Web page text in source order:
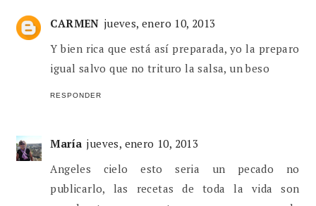
CARMEN jueves, enero 10, 2013
Y bien rica que está así preparada, yo la preparo
igual salvo que no trituro la salsa, un beso
RESPONDER
María jueves, enero 10, 2013
Angeles cielo esto seria un pecado no
publicarlo, las recetas de toda la vida son